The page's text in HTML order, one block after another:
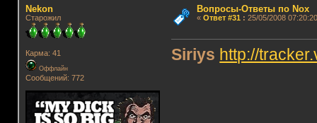
Nekon
Старожил
Карма: 41
Оффлайн
Сообщений: 772
Вопросы-Ответы по Nox
« Ответ #31 : 25/05/2008
Siriys http://